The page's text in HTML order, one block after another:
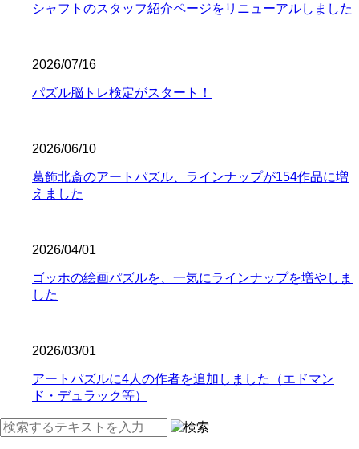
シャフトのスタッフ紹介ページをリニューアルしました
2026/07/16
パズル脳トレ検定がスタート！
2026/06/10
葛飾北斎のアートパズル、ラインナップが154作品に増
えました
2026/04/01
ゴッホの絵画パズルを、一気にラインナップを増やしま
した
2026/03/01
アートパズルに4人の作者を追加しました（エドマン
ド・デュラック等）